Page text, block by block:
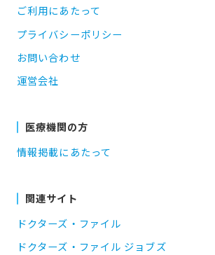
ご利用にあたって
プライバシーポリシー
お問い合わせ
運営会社
医療機関の方
情報掲載にあたって
関連サイト
ドクターズ・ファイル
ドクターズ・ファイル ジョブズ